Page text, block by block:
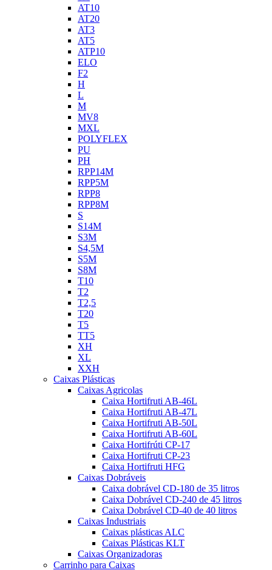
AT10
AT20
AT3
AT5
ATP10
ELO
F2
H
L
M
MV8
MXL
POLYFLEX
PU
PH
RPP14M
RPP5M
RPP8
RPP8M
S
S14M
S3M
S4,5M
S5M
S8M
T10
T2
T2,5
T20
T5
TT5
XH
XL
XXH
Caixas Plásticas
Caixas Agricolas
Caixa Hortifruti AB-46L
Caixa Hortifruti AB-47L
Caixa Hortifruti AB-50L
Caixa Hortifruti AB-60L
Caixa Hortifrúti CP-17
Caixa Hortifruti CP-23
Caixa Hortifruti HFG
Caixas Dobráveis
Caixa dobrável CD-180 de 35 litros
Caixa Dobrável CD-240 de 45 litros
Caixa Dobrável CD-40 de 40 litros
Caixas Industriais
Caixas plásticas ALC
Caixas Plásticas KLT
Caixas Organizadoras
Carrinho para Caixas